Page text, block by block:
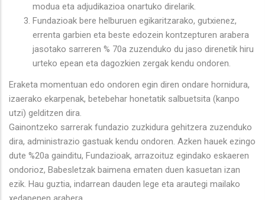
modua eta adjudikazioa onartuko direlarik.
Fundazioak bere helburuen egikaritzarako, gutxienez,
errenta garbien eta beste edozein kontzepturen arabera
jasotako sarreren % 70a zuzenduko du jaso direnetik hiru
urteko epean eta dagozkien zergak kendu ondoren.
Eraketa momentuan edo ondoren egin diren ondare hornidura,
izaerako ekarpenak, betebehar honetatik salbuetsita (kanpo
utzi) gelditzen dira.
Gainontzeko sarrerak fundazio zuzkidura gehitzera zuzenduko
dira, administrazio gastuak kendu ondoren. Azken hauek ezingo
dute %20a gainditu, Fundazioak, arrazoituz egindako eskaeren
ondorioz, Babesletzak baimena ematen duen kasuetan izan
ezik. Hau guztia, indarrean dauden lege eta arautegi mailako